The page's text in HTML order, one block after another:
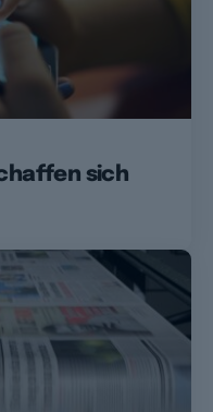
sich